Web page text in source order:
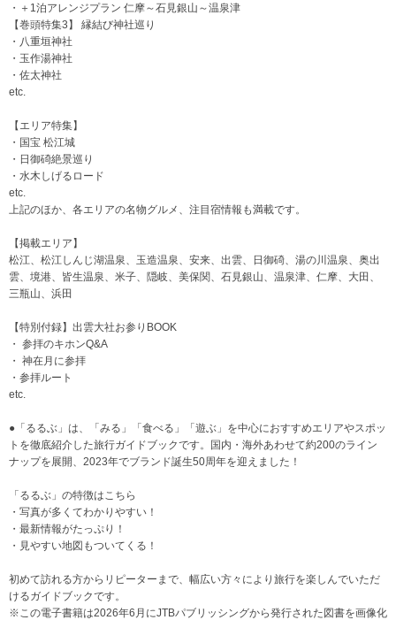
・＋1泊アレンジプラン 仁摩～石見銀山～温泉津
【巻頭特集3】 縁結び神社巡り
・八重垣神社
・玉作湯神社
・佐太神社
etc.
【エリア特集】
・国宝 松江城
・日御碕絶景巡り
・水木しげるロード
etc.
上記のほか、各エリアの名物グルメ、注目宿情報も満載です。
【掲載エリア】
松江、松江しんじ湖温泉、玉造温泉、安来、出雲、日御碕、湯の川温泉、奥出
雲、境港、皆生温泉、米子、隠岐、美保関、石見銀山、温泉津、仁摩、大田、
三瓶山、浜田
【特別付録】出雲大社お参りBOOK
・ 参拝のキホンQ&A
・ 神在月に参拝
・参拝ルート
etc.
●「るるぶ」は、「みる」「食べる」「遊ぶ」を中心におすすめエリアやスポッ
トを徹底紹介した旅行ガイドブックです。国内・海外あわせて約200のライン
ナップを展開、2023年でブランド誕生50周年を迎えました！
「るるぶ」の特徴はこちら
・写真が多くてわかりやすい！
・最新情報がたっぷり！
・見やすい地図もついてくる！
初めて訪れる方からリピーターまで、幅広い方々により旅行を楽しんでいただ
けるガイドブックです。
※この電子書籍は2026年6月にJTBパブリッシングから発行された図書を画像化